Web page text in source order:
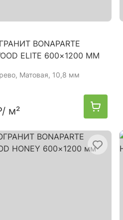
BONAPARTE
ELITE 600×1200 ММ
Матовая, 10,8 мм
/ м²